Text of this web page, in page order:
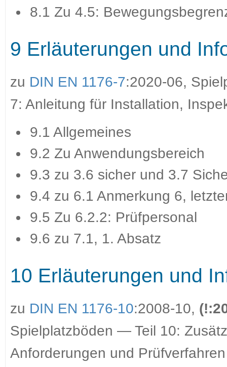
8.1 Zu 4.5:
9 Erläuterungen und
zu DIN EN 1176-7:2020-06,
7: Anleitung für Installation,
9.1 Allgemeines
9.2 Zu Anwendungsbereich
9.3 zu 3.6 sicher und 3.7
9.4 zu 6.1 Anmerkung 6,
9.5 Zu 6.2.2: Prüfpersonal
9.6 zu 7.1, 1. Absatz
10 Erläuterungen und
zu DIN EN 1176-10:2008-10,
Spielplatzböden — Teil 10:
Anforderungen und